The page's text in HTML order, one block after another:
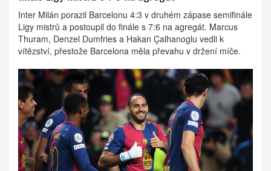
Inter Milán porazil Barcelonu 4:3 v druhém zápase semifinále
Ligy mistrů a postoupil do finále s 7:6 na agregát. Marcus
Thuram, Denzel Dumfries a Hakan Çalhanoglu vedli k
vítězství, přestože Barcelona měla převahu v držení míče.